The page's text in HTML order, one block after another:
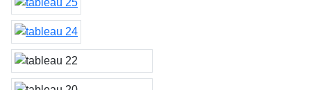
tableau 25
tableau 24
tableau 22 & 23